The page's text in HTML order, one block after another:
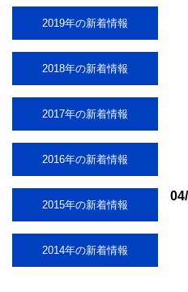
2019年の新着情報
2018年の新着情報
2017年の新着情報
2016年の新着情報
2015年の新着情報
2014年の新着情報